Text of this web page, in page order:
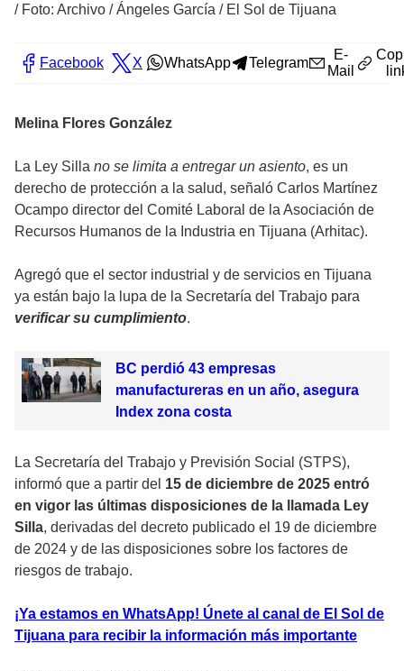
/ Foto: Archivo / Ángeles García / El Sol de Tijuana
Facebook X WhatsApp Telegram
E-
Mail
Melina Flores González
La Ley Silla no se limita a entregar un asiento, es un
derecho de protección a la salud, señaló Carlos Martínez
Ocampo director del Comité Laboral de la Asociación de
Recursos Humanos de la Industria en Tijuana (Arhitac).
Agregó que el sector industrial y de servicios en Tijuana
ya están bajo la lupa de la Secretaría del Trabajo para
verificar su cumplimiento.
BC perdió 43 empresas
manufactureras en un año, asegura
Index zona costa
La Secretaría del Trabajo y Previsión Social (STPS),
informó que a partir del 15 de diciembre de 2025 entró
en vigor las últimas disposiciones de la llamada Ley
Silla, derivadas del decreto publicado el 19 de diciembre
de 2024 y de las disposiciones sobre los factores de
riesgos de trabajo.
¡Ya estamos en WhatsApp! Únete al canal de El Sol de
Tijuana para recibir la información más importante